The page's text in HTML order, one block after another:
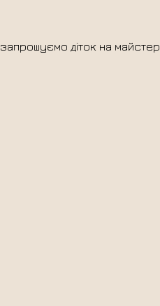
діток на майстер